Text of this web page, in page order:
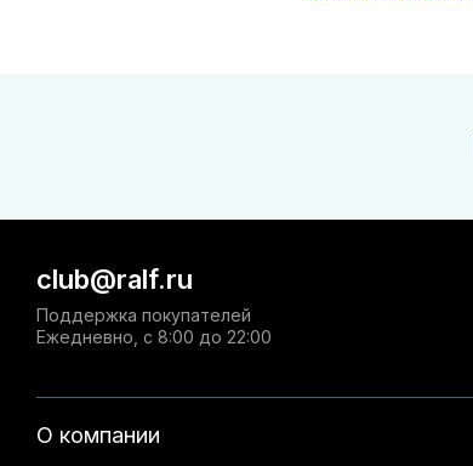
О компании
club@ralf.ru
Поддержка покупателей
Ежедневно, с 8:00 до 22:00